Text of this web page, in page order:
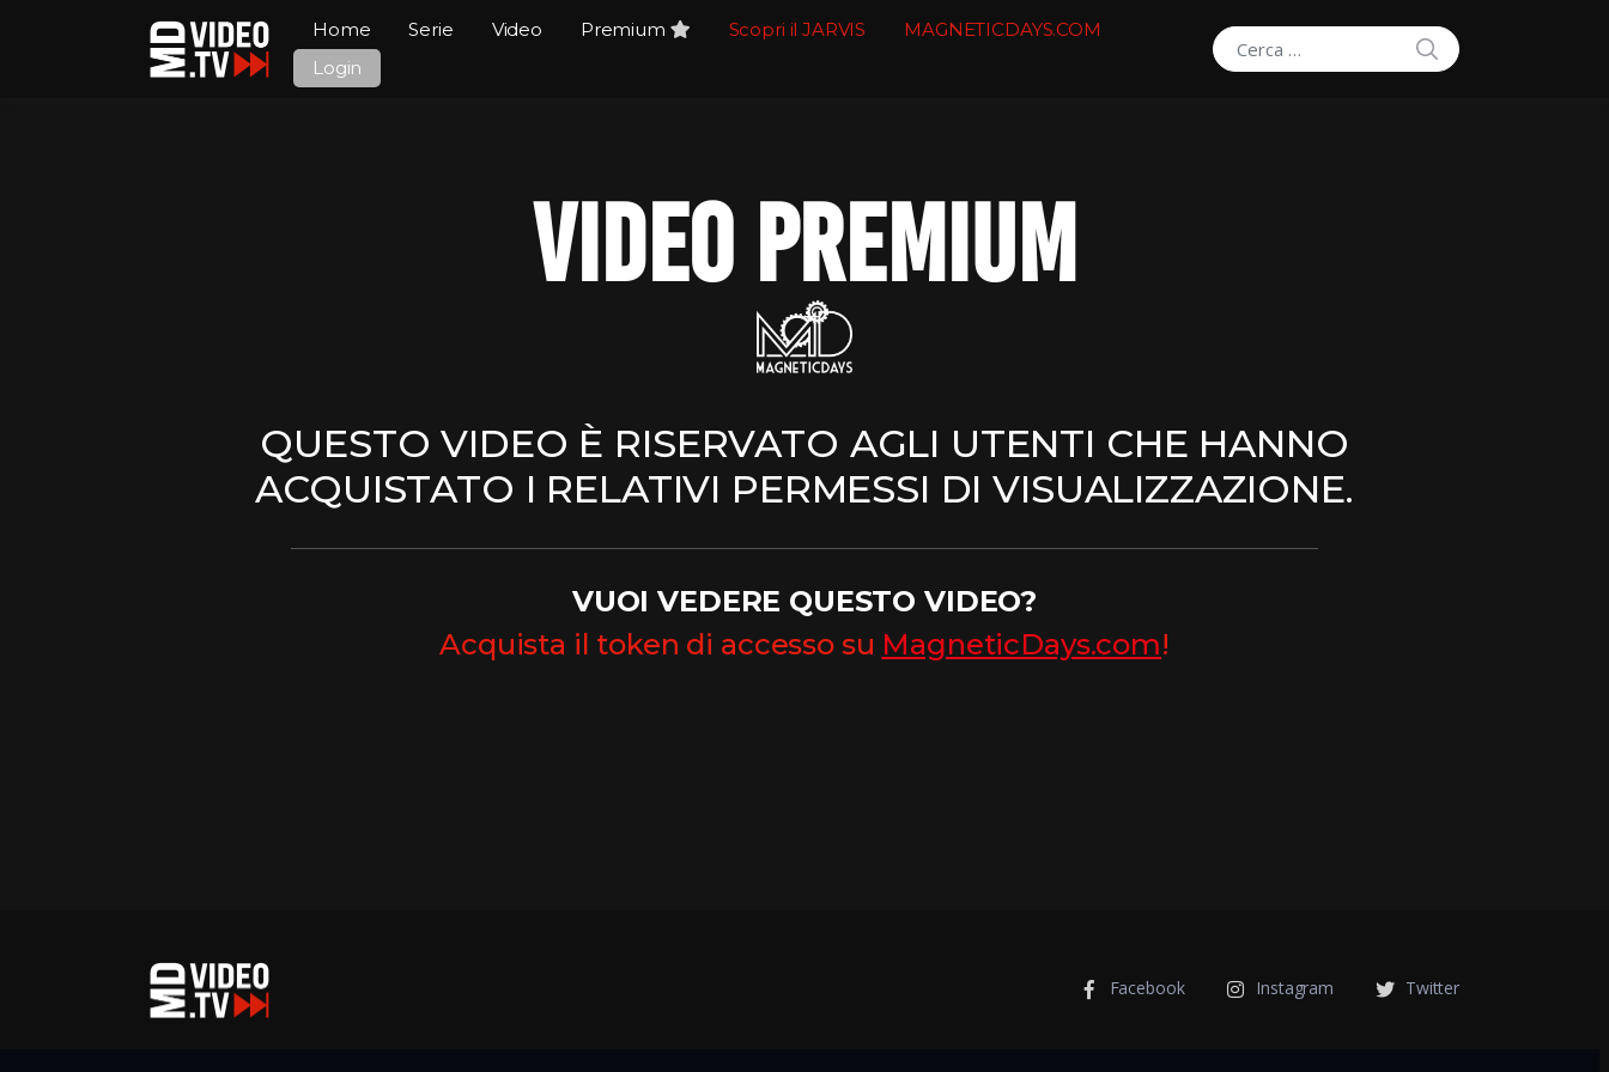
Home Serie Video Premium Scopri il JARVIS
MAGNETICDAYS.COM
Login
Search for:
SEARCH
VIDEO PREMIUM
QUESTO VIDEO È RISERVATO AGLI UTENTI CHE HANNO
ACQUISTATO I RELATIVI PERMESSI DI VISUALIZZAZIONE.
VUOI VEDERE QUESTO VIDEO?
Acquista il token di accesso su MagneticDays.com!
Facebook Instagram Twitter